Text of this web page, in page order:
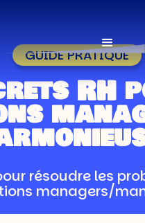
GUIDE PRATIQUE
RH
résoudre les
managers/